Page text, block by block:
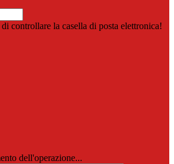
controllare la casella di posta elettronica!
dell'operazione...